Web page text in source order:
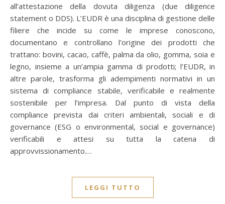
all’attestazione della dovuta diligenza (due diligence
statement o DDS). L’EUDR è una disciplina di gestione delle
filiere che incide su come le imprese conoscono,
documentano e controllano l’origine dei prodotti che
trattano: bovini, cacao, caffè, palma da olio, gomma, soia e
legno, insieme a un’ampia gamma di prodotti; l’EUDR, in
altre parole, trasforma gli adempimenti normativi in un
sistema di compliance stabile, verificabile e realmente
sostenibile per l’impresa. Dal punto di vista della
compliance prevista dai criteri ambientali, sociali e di
governance (ESG o environmental, social e governance)
verificabili e attesi su tutta la catena di
approvvissionamento.…
LEGGI TUTTO